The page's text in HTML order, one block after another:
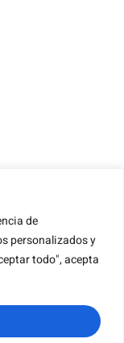
de
personalizados y
todo", acepta